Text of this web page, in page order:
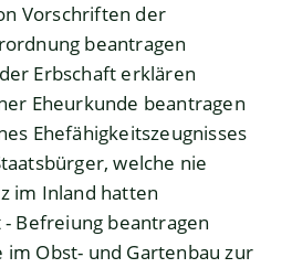
Vorschriften der
beantragen
Erbschaft erklären
Eheurkunde beantragen
Ehefähigkeitszeugnisses
welche nie
im Inland hatten
Befreiung beantragen
im Obst- und Gartenbau zur